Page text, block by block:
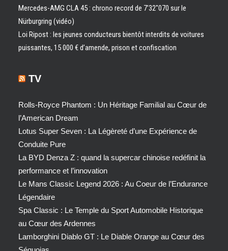
Mercedes-AMG CLA 45 : chrono record de 7’32″070 sur le
Nürburgring (vidéo)
Loi Ripost : les jeunes conducteurs bientôt interdits de voitures
puissantes, 15 000 € d’amende, prison et confiscation
TV
Rolls-Royce Phantom : Un Héritage Familial au Cœur de
l’American Dream
Lotus Super Seven : La Légèreté d’une Expérience de
Conduite Pure
La BYD Denza Z : quand la supercar chinoise redéfinit la
performance et l’innovation
Le Mans Classic Legend 2026 : Au Coeur de l’Endurance
Légendaire
Spa Classic : Le Temple du Sport Automobile Historique
au Cœur des Ardennes
Lamborghini Diablo GT : Le Diable Orange au Cœur des